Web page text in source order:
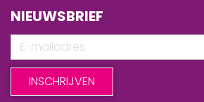
NIEUWSBRIEF